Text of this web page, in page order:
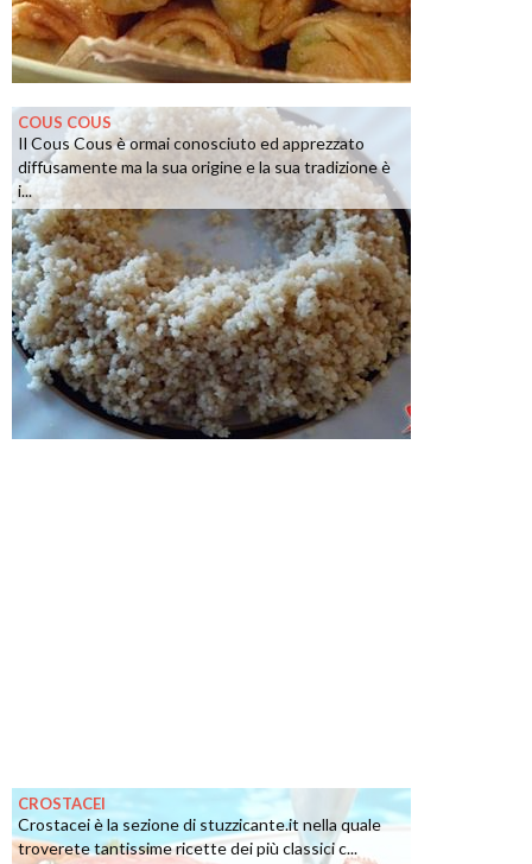
COUS COUS
Il Cous Cous è ormai conosciuto ed apprezzato
diffusamente ma la sua origine e la sua tradizione è
i...
CROSTACEI
Crostacei è la sezione di stuzzicante.it nella quale
troverete tantissime ricette dei più classici c...